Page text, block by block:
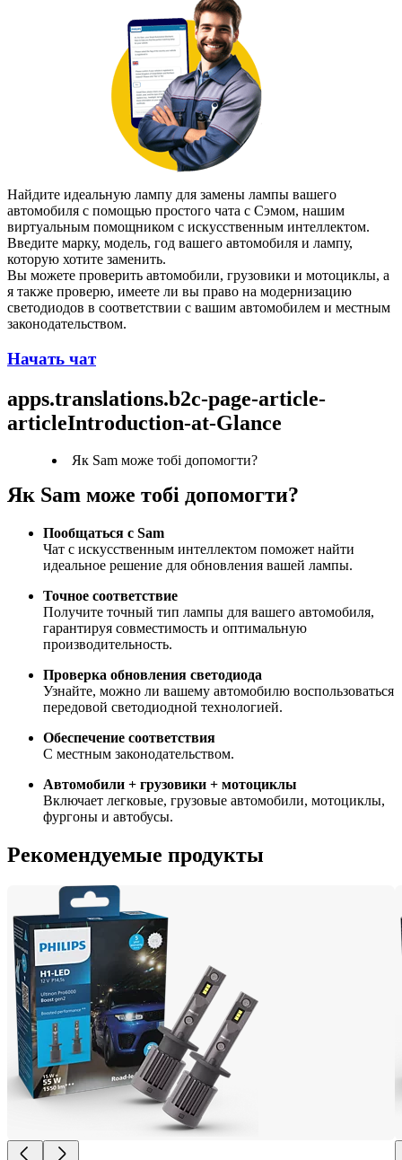
Найдите идеальную лампу для замены лампы вашего
автомобиля с помощью простого чата с Сэмом, нашим
виртуальным помощником с искусственным интеллектом.
Введите марку, модель, год вашего автомобиля и лампу,
которую хотите заменить.
Вы можете проверить автомобили, грузовики и мотоциклы, а
я также проверю, имеете ли вы право на модернизацию
светодиодов в соответствии с вашим автомобилем и местным
законодательством.
Начать чат
apps.translations.b2c-page-article-
articleIntroduction-at-Glance
Як Sam може тобі допомогти?
Як Sam може тобі допомогти?
Пообщаться с Sam
Чат с искусственным интеллектом поможет найти
идеальное решение для обновления вашей лампы.
Точное соответствие
Получите точный тип лампы для вашего автомобиля,
гарантируя совместимость и оптимальную
производительность.
Проверка обновления светодиода
Узнайте, можно ли вашему автомобилю воспользоваться
передовой светодиодной технологией.
Обеспечение соответствия
С местным законодательством.
Автомобили + грузовики + мотоциклы
Включает легковые, грузовые автомобили, мотоциклы,
фургоны и автобусы.
Рекомендуемые продукты